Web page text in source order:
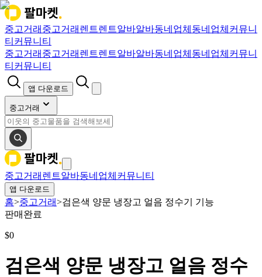
중고거래 중고거래 렌트렌트알바알바동네업체 동네업체 커뮤니
티 커뮤니티
중고거래 중고거래 렌트렌트알바알바동네업체 동네업체 커뮤니
티 커뮤니티
앱 다운로드
중고거래
중고거래 렌트알바동네업체 커뮤니티
앱 다운로드
홈>중고거래>검은색 양문 냉장고 얼음 정수기 기능
판매완료
$0
검은색 양문 냉장고 얼음 정수